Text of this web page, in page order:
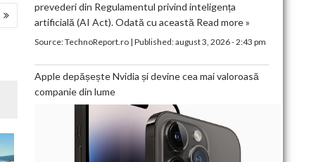
prevederi din Regulamentul privind inteligența
artificială (AI Act). Odată cu această Read more »
Source:TechnoReport.ro| Published:august 3, 2026 - 2:43 pm
Apple depășește Nvidia și devine cea mai valoroasă
companie din lume